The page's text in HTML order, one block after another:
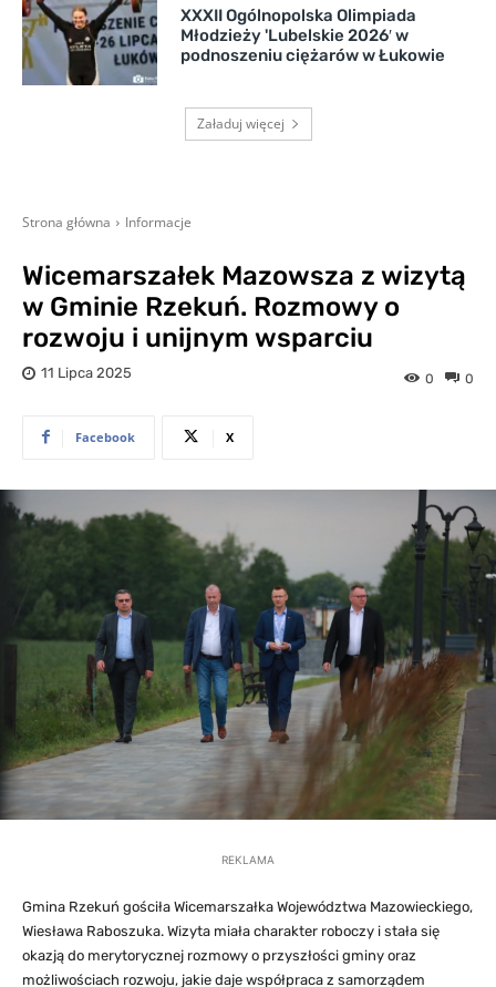
XXXII Ogólnopolska Olimpiada
Młodzieży 'Lubelskie 2026′ w
podnoszeniu ciężarów w Łukowie
Załaduj więcej